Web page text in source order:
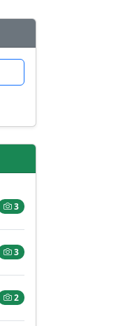
3
3
2